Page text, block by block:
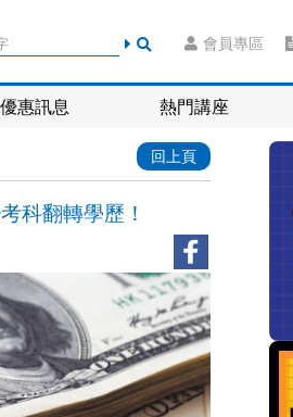
會員專區
優惠訊息 熱門講座
回上頁
科翻轉學歷！